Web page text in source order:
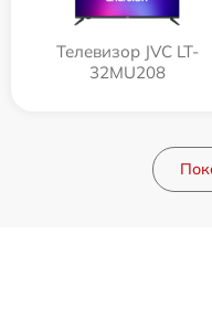
Телевизор JVC LT-
32MU208